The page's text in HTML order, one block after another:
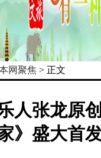
网聚焦 > 正文
人张龙原
》盛大首